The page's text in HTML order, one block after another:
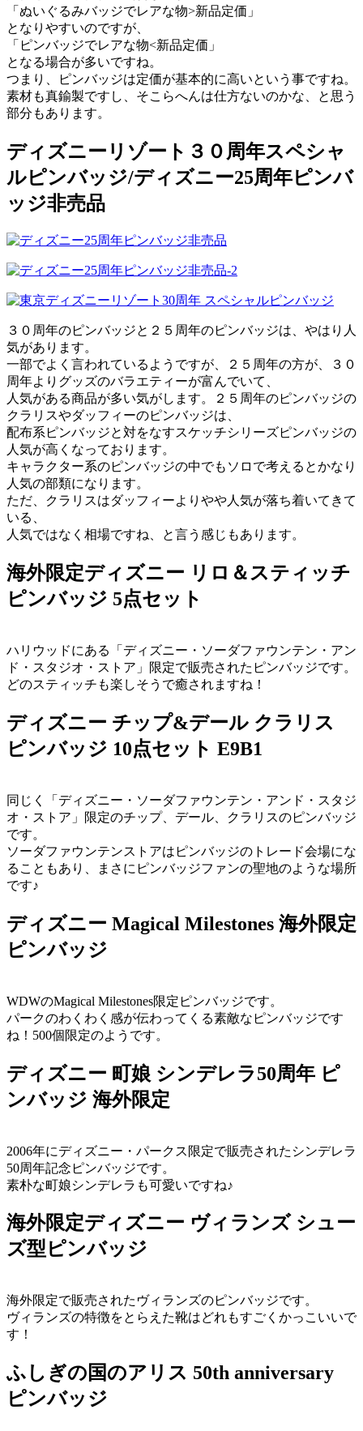
「ぬいぐるみバッジでレアな物>新品定価」
となりやすいのですが、
「ピンバッジでレアな物<新品定価」
となる場合が多いですね。
つまり、ピンバッジは定価が基本的に高いという事ですね。
素材も真鍮製ですし、そこらへんは仕方ないのかな、と思う
部分もあります。
ディズニーリゾート３０周年スペシャ
ルピンバッジ/ディズニー25周年ピンバ
ッジ非売品
３０周年のピンバッジと２５周年のピンバッジは、やはり人
気があります。
一部でよく言われているようですが、２５周年の方が、３０
周年よりグッズのバラエティーが富んでいて、
人気がある商品が多い気がします。２５周年のピンバッジの
クラリスやダッフィーのピンバッジは、
配布系ピンバッジと対をなすスケッチシリーズピンバッジの
人気が高くなっております。
キャラクター系のピンバッジの中でもソロで考えるとかなり
人気の部類になります。
ただ、クラリスはダッフィーよりやや人気が落ち着いてきて
いる、
人気ではなく相場ですね、と言う感じもあります。
海外限定ディズニー リロ＆スティッチ
ピンバッジ 5点セット
ハリウッドにある「ディズニー・ソーダファウンテン・アン
ド・スタジオ・ストア」限定で販売されたピンバッジです。
どのスティッチも楽しそうで癒されますね！
ディズニー チップ&デール クラリス
ピンバッジ 10点セット E9B1
同じく「ディズニー・ソーダファウンテン・アンド・スタジ
オ・ストア」限定のチップ、デール、クラリスのピンバッジ
です。
ソーダファウンテンストアはピンバッジのトレード会場にな
ることもあり、まさにピンバッジファンの聖地のような場所
です♪
ディズニー Magical Milestones 海外限定
ピンバッジ
WDWのMagical Milestones限定ピンバッジです。
パークのわくわく感が伝わってくる素敵なピンバッジです
ね！500個限定のようです。
ディズニー 町娘 シンデレラ50周年 ピ
ンバッジ 海外限定
2006年にディズニー・パークス限定で販売されたシンデレラ
50周年記念ピンバッジです。
素朴な町娘シンデレラも可愛いですね♪
海外限定ディズニー ヴィランズ シュー
ズ型ピンバッジ
海外限定で販売されたヴィランズのピンバッジです。
ヴィランズの特徴をとらえた靴はどれもすごくかっこいいで
す！
ふしぎの国のアリス 50th anniversary
ピンバッジ